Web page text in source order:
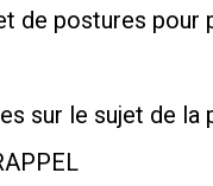
de postures pour
sur le sujet de